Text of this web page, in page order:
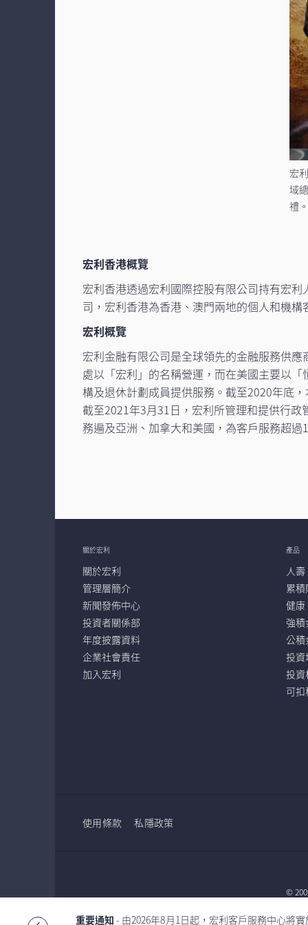
重要通知 - 由2026年7月2日起，宏利投資管理（香港
宏
域
禮。
宏利香港概覽
宏利香港透過宏利國際控股有限公司持有宏
司，宏利香港為香港、澳門兩地的個人和機
宏利概覽
宏利金融有限公司是全球領先的金融服務供
處以「宏利」的名稱營運，而在美國主要以
構及退休計劃成員提供服務。截至2020年底
截至2021年3月31日，宏利所管理和提供行
務遍及亞洲、加拿大和美國，為客戶服務超
關於宏利
關於宏利
管理層簡介
新聞發佈中心
投資者關係部
年度披露資料
企業社會責任
加入宏利
產品
人壽
累
健康
強積
公積
投資
投資
可
使用條款 私隱政策
©